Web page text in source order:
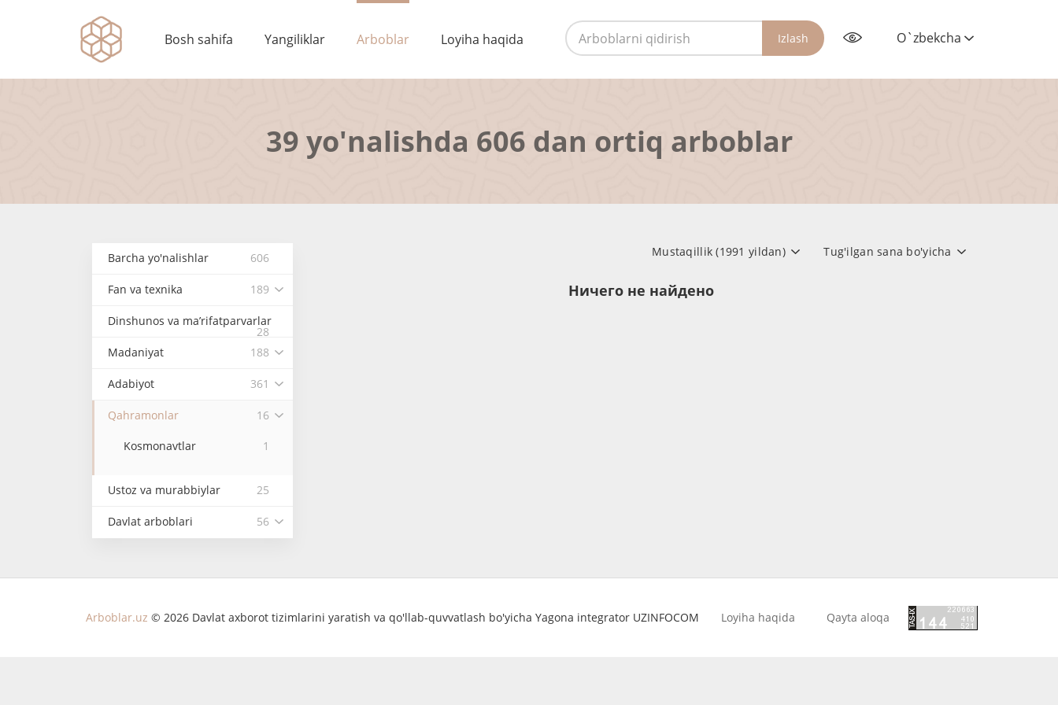
Bosh sahifa Yangiliklar Arboblar Loyiha haqida Izlash O`zbekcha
39 yo'nalishda 606 dan ortiq arboblar
Barcha yo'nalishlar 606
Fan va texnika 189
Dinshunos va ma’rifatparvarlar
28
Madaniyat
188
Adabiyot 361
Qahramonlar 16
Kosmonavtlar 1
Ustoz va murabbiylar 25
Davlat arboblari 56
Tug'ilgan sana bo'yicha
Mustaqillik (1991 yildan)
Ничего не найдено
Arboblar.uz © 2026 Davlat axborot tizimlarini yaratish va qo'llab-quvvatlash bo'yicha Yagona integrator UZINFOCOM Loyiha haqida Qayta aloqa